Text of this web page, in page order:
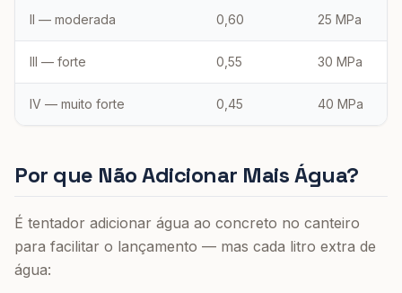
II — moderada 0,60 25 MPa
III — forte 0,55 30 MPa
IV — muito forte 0,45 40 MPa
Por que Não Adicionar Mais Água?
É tentador adicionar água ao concreto no canteiro
para facilitar o lançamento — mas cada litro extra de
água: